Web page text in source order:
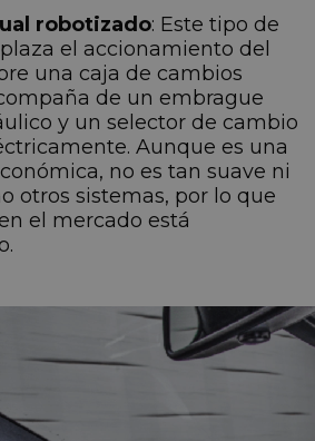
robotizado: Este tipo de
el accionamiento del
una caja de cambios
de un embrague
y un selector de cambio
Aunque es una
no es tan suave ni
otros sistemas, por lo que
el mercado está